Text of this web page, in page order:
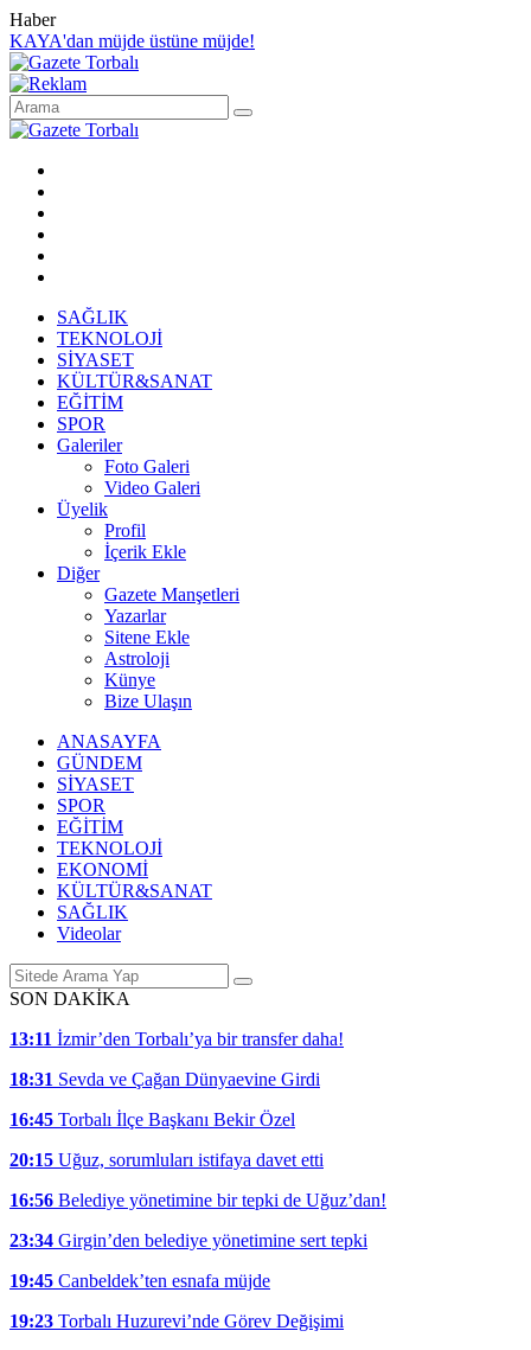
Haber
KAYA'dan müjde üstüne müjde!
SAĞLIK
TEKNOLOJİ
SİYASET
KÜLTÜR&SANAT
EĞİTİM
SPOR
Galeriler
Foto Galeri
Video Galeri
Üyelik
Profil
İçerik Ekle
Diğer
Gazete Manşetleri
Yazarlar
Sitene Ekle
Astroloji
Künye
Bize Ulaşın
ANASAYFA
GÜNDEM
SİYASET
SPOR
EĞİTİM
TEKNOLOJİ
EKONOMİ
KÜLTÜR&SANAT
SAĞLIK
Videolar
SON DAKİKA
13:11 İzmir’den Torbalı’ya bir transfer daha!
18:31 Sevda ve Çağan Dünyaevine Girdi
16:45 Torbalı İlçe Başkanı Bekir Özel
20:15 Uğuz, sorumluları istifaya davet etti
16:56 Belediye yönetimine bir tepki de Uğuz’dan!
23:34 Girgin’den belediye yönetimine sert tepki
19:45 Canbeldek’ten esnafa müjde
19:23 Torbalı Huzurevi’nde Görev Değişimi